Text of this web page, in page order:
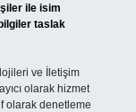
ile isim
taslak
ve İletişim
olarak hizmet
olarak denetleme